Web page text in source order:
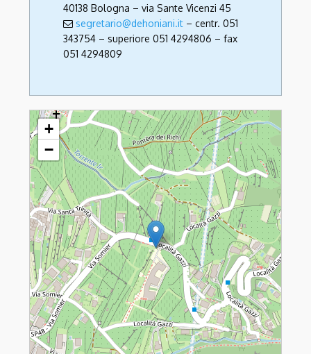
40138 Bologna – via Sante Vicenzi 45
segretario@dehoniani.it – centr. 051
343754 – superiore 051 4294806 – fax
051 4294809
Dehoniani - Sacerdoti del S. Cuore di Gesù
+
−